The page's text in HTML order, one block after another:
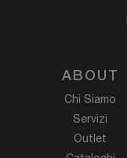
ABOUT
Chi Siamo
Servizi
Outlet